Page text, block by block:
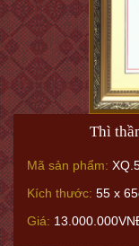
Thì
Mã sản phẩm:
Kích thước: 55 x
Giá: